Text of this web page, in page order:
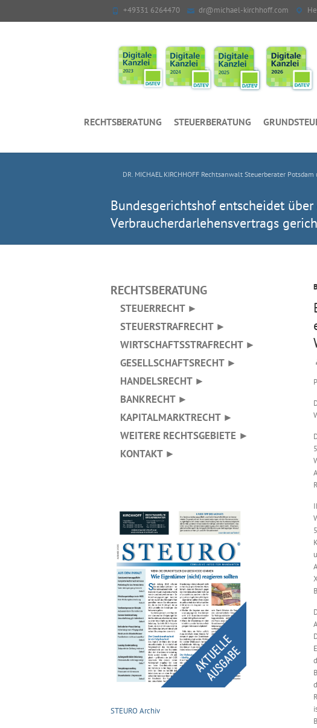
+49331 6264470 dr@michael-kirchhoff.com
RECHTSBERATUNG STEUERBERATUNG
DR. MICHAEL KIRCHHOFF Rechtsanwalt Steuerberater
Bundesgerichtshof entscheidet
Verbraucherdarlehensvertrags
RECHTSBERATUNG
STEUERRECHT ►
STEUERSTRAFRECHT ►
WIRTSCHAFTSSTRAFRECHT ►
GESELLSCHAFTSRECHT ►
HANDELSRECHT ►
BANKRECHT ►
KAPITALMARKTRECHT ►
WEITERE RECHTSGEBIETE ►
KONTAKT ►
STEURO Archiv